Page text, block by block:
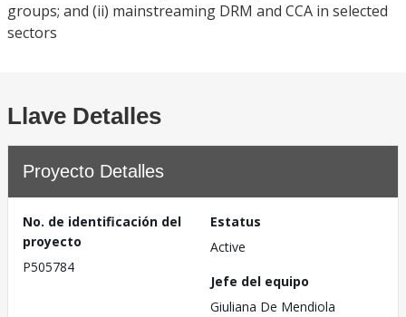
groups; and (ii) mainstreaming DRM and CCA in selected
sectors
Llave Detalles
Proyecto Detalles
No. de identificación del
proyecto
P505784
Estatus
Active
Jefe del equipo
Giuliana De Mendiola